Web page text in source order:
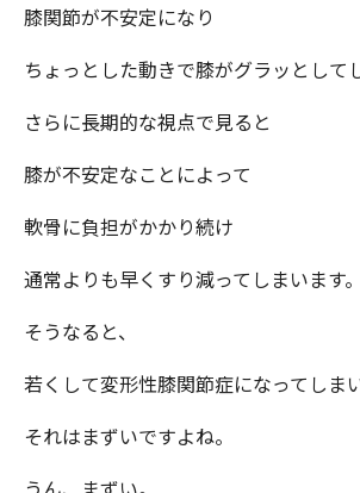
膝関節が不安定になり
ちょっとした動きで膝がグラッとして
さらに長期的な視点で見ると
膝が不安定なことによって
軟骨に負担がかかり続け
通常よりも早くすり減ってしまいます。
そうなると、
若くして変形性膝関節症になってしまい
それはまずいですよね。